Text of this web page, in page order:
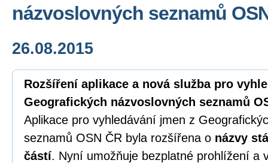
názvoslovných seznamů
26.08.2015
Rozšíření aplikace a nová služba pro
Geografických názvoslovných seznamů
Aplikace pro vyhledávání jmen z
seznamů OSN ČR byla rozšířena o názvy
částí. Nyní umožňuje bezplatné prohlížení a